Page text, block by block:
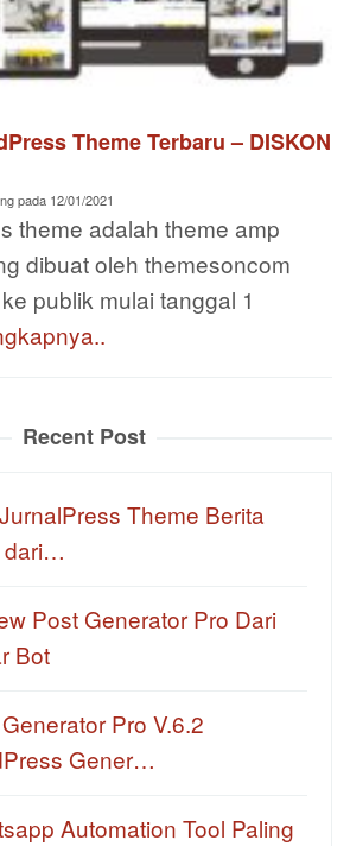
Theme Terbaru – DISKON
pada 12/01/2021
theme adalah theme amp
dibuat oleh themesoncom
publik mulai tanggal 1
Recent Post
Theme Berita
dari…
Post Generator Pro Dari
Bot
Pro V.6.2
Gener…
Automation Tool Paling